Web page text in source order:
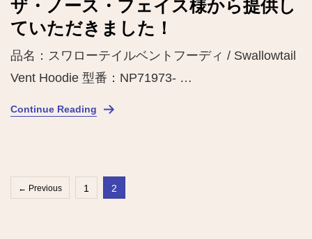
ザ・ノース・フェイス様から提供し
ていただきました！
品名：スワローテイルベントフーディ / Swallowtail
Vent Hoodie 型番：NP71973- …
Continue Reading
投
← Previous Page
1 Page
2